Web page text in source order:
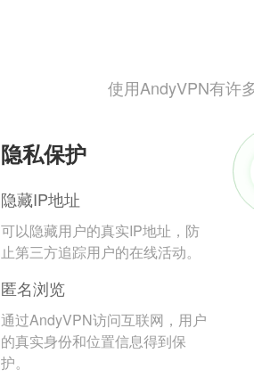
使用AndyVPN有许
隐私保护
隐藏IP地址
可以隐藏用户的真实IP地址，防
止第三方追踪用户的在线活动。
匿名浏览
通过AndyVPN访问互联网，用户
的真实身份和位置信息得到保
护。